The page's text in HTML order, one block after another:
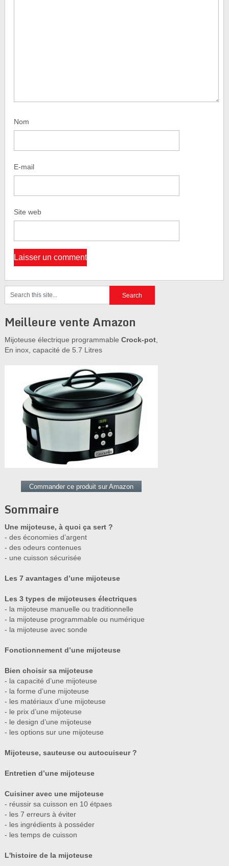
Nom
E-mail
Site web
Meilleure vente Amazon
Mijoteuse électrique programmable Crock-pot,
En inox, capacité de 5.7 Litres
Commander ce produit sur Amazon
Sommaire
Une mijoteuse, à quoi ça sert ?
- des économies d’argent
- des odeurs contenues
- une cuisson sécurisée
Les 7 avantages d’une mijoteuse
Les 3 types de mijoteuses électriques
- la mijoteuse manuelle ou traditionnelle
- la mijoteuse programmable ou numérique
- la mijoteuse avec sonde
Fonctionnement d’une mijoteuse
Bien choisir sa mijoteuse
- la capacité d’une mijoteuse
- la forme d’une mijoteuse
- les matériaux d’une mijoteuse
- le prix d’une mijoteuse
- le design d’une mijoteuse
- les options sur une mijoteuse
Mijoteuse, sauteuse ou autocuiseur ?
Entretien d’une mijoteuse
Cuisiner avec une mijoteuse
- réussir sa cuisson en 10 étpaes
- les 7 erreurs à éviter
- les ingrédients à posséder
- les temps de cuisson
L'histoire de la mijoteuse